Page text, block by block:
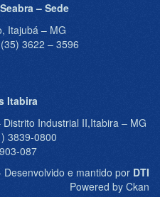
– Sede
Itajubá – MG
3622 – 3596
Itabira
Industrial II,Itabira – MG
3839-0800
087
e mantido por DTI
Powered by Ckan